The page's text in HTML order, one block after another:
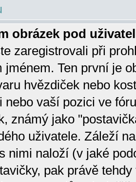
obrázek pod
zaregistrovali při
jménem. Ten první je
hvězdiček nebo
nebo vaší pozici ve
známý jako
uživatele. Záleží
nimi naloží (v jaké
pak právě